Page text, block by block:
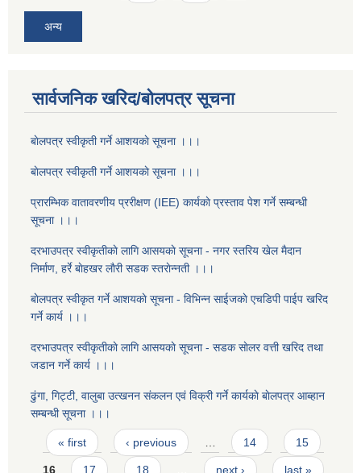
अन्य
सार्वजनिक खरिद/बोलपत्र सूचना
बाेलपत्र स्वीकृती गर्ने आशयकाे सूचना ।।।
बाेलपत्र स्वीकृती गर्ने आशयकाे सूचना ।।।
प्रारम्भिक वातावरणीय प्ररीक्षण (IEE) कार्यकाे प्रस्ताव पेश गर्ने सम्बन्धी
सूचना ।।।
दरभाउपत्र स्वीकृतीकाे लागि आसयकाे सूचना - नगर स्तरिय खेल मैदान
निर्माण, हर्रे बाेहखर लाैरी सडक स्तराेन्नती ।।।
बाेलपत्र स्वीकृत गर्ने आशयकाे सूचना - विभिन्न साईजकाे एचडिपी पाईप खरिद
गर्ने कार्य ।।।
दरभाउपत्र स्वीकृतीकाे लागि आसयकाे सूचना - सडक साेलर वत्ती खरिद तथा
जडान गर्ने कार्य ।।।
ढुंगा, गिट्टी, वालुबा उत्खनन संकलन एवं विक्री गर्ने कार्यकाे बाेलपत्र आब्हान
सम्बन्धी सूचना ।।।
Pages
« first ‹ previous … 14 15
16 17 18 … next › last »